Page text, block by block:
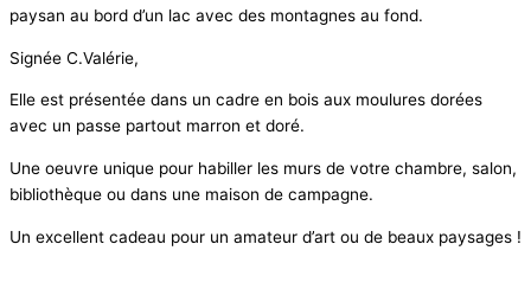
paysan au bord d’un lac avec des montagnes au fond.
Signée C.Valérie,
Elle est présentée dans un cadre en bois aux moulures dorées
avec un passe partout marron et doré.
Une oeuvre unique pour habiller les murs de votre chambre, salon,
bibliothèque ou dans une maison de campagne.
Un excellent cadeau pour un amateur d’art ou de beaux paysages !